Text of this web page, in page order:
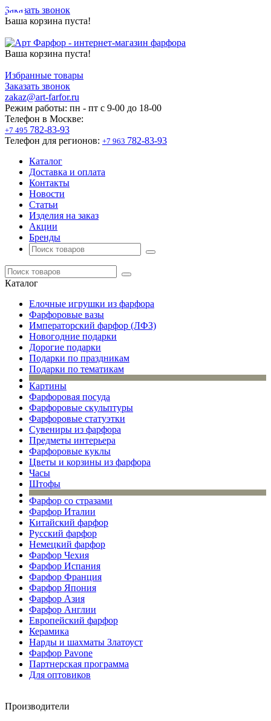
Заказать звонок
Ваша корзина пуста!
Ваша корзина пуста!
Избранные товары
Заказать звонок
zakaz@art-farfor.ru
Режим работы: пн - пт c 9-00 до 18-00
Телефон в Москве:
+7 495 782-83-93
Телефон для регионов: +7 963 782-83-93
Каталог
Доставка и оплата
Контакты
Новости
Статьи
Изделия на заказ
Акции
Бренды
Каталог
Елочные игрушки из фарфора
Фарфоровые вазы
Императорский фарфор (ЛФЗ)
Новогодние подарки
Дорогие подарки
Подарки по праздникам
Подарки по тематикам
Картины
Фарфоровая посуда
Фарфоровые скульптуры
Фарфоровые статуэтки
Сувениры из фарфора
Предметы интерьера
Фарфоровые куклы
Цветы и корзины из фарфора
Часы
Штофы
Фарфор со стразами
Фарфор Италии
Китайский фарфор
Русский фарфор
Немецкий фарфор
Фарфор Чехия
Фарфор Испания
Фарфор Франция
Фарфор Япония
Фарфор Азия
Фарфор Англии
Европейский фарфор
Керамика
Нарды и шахматы Златоуст
Фарфор Pavone
Партнерская программа
Для оптовиков
Производители